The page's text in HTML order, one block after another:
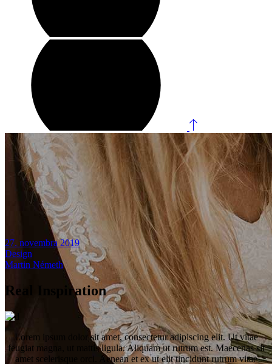
27. novembra 2019
Design
Martin Németh
Real Inspiration
Lorem ipsum dolor sit amet, consectetur adipiscing elit. Ut vitae
feugiat magna, ut mattis ligula. Aliquam ut rutrum est. Maecenas sit
amet scelerisque orci. Aenean et ex ut elit tincidunt rutrum vitae